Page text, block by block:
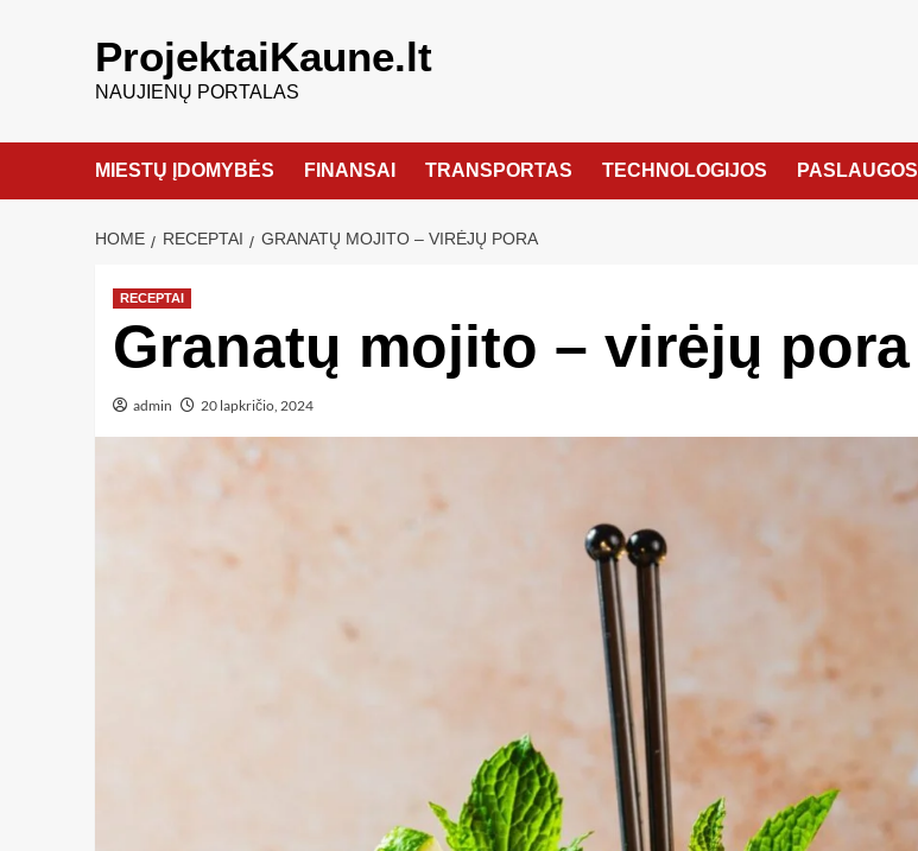
ProjektaiKaune.lt
NAUJIENŲ PORTALAS
MIESTŲ ĮDOMYBĖS FINANSAI TRANSPORTAS TECHNOLOGIJOS PASLAUGOS
HOME RECEPTAI GRANATŲ MOJITO – VIRĖJŲ PORA
RECEPTAI
Granatų mojito – virėjų pora
admin 20 lapkričio, 2024